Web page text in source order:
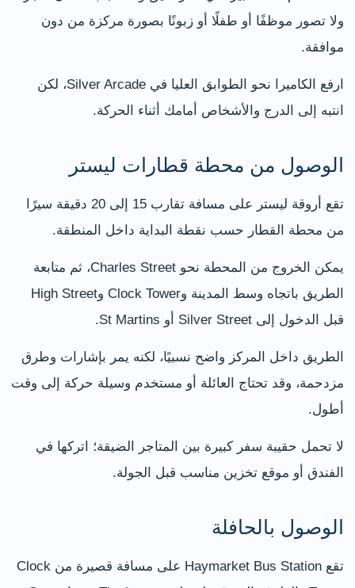
ولا تصور موظفًا أو طفلًا أو زبونًا بصورة مركزة من دون
موافقة.
ارفع الكاميرا نحو الطوابق العليا في Silver Arcade، لكن
انتبه إلى الدرج والأشخاص أمامك أثناء الحركة.
الوصول من محطة قطارات ليستر
تقع أروقة ليستر على مسافة تقارب 15 إلى 20 دقيقة سيرًا
من محطة القطار حسب نقطة البداية داخل المنطقة.
يمكن الخروج من المحطة نحو Charles Street، ثم متابعة
الطريق باتجاه وسط المدينة وClock Tower وHigh Street
قبل الدخول إلى Silver Street أو St Martins.
الطريق داخل المركز واضح نسبيًا، لكنه يمر بإشارات وطرق
مزدحمة، وقد تحتاج العائلة أو مستخدم وسيلة حركة إلى وقت
أطول.
لا تحمل حقيبة سفر كبيرة بين المتاجر الضيقة؛ اتركها في
الفندق أو موقع تخزين مناسب قبل الجولة.
الوصول بالحافلة
تقع Haymarket Bus Station على مسافة قصيرة من Clock